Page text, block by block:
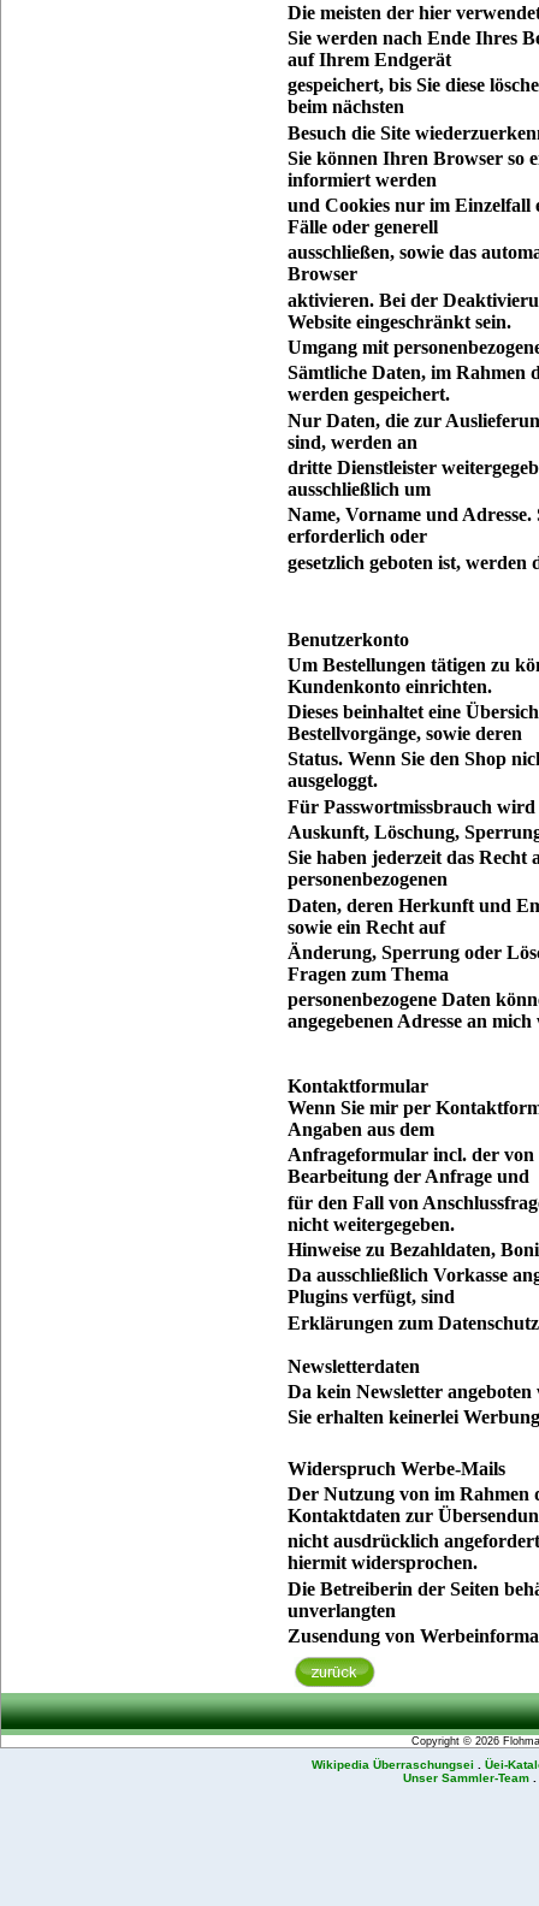
Die meisten der hier
Sie werden nach Ende Ihres
auf Ihrem Endgerät
gespeichert, bis Sie diese
beim nächsten
Besuch die Site
Sie können Ihren Browser so
informiert werden
und Cookies nur im Einzelfall
Fälle oder generell
ausschließen, sowie das
Browser
aktivieren. Bei der
Website eingeschränkt sein.
Umgang mit
Sämtliche Daten, im Rahmen
werden gespeichert.
Nur Daten, die zur
sind, werden an
dritte Dienstleister
ausschließlich um
Name, Vorname und
erforderlich oder
gesetzlich geboten ist, werden
Benutzerkonto
Um Bestellungen tätigen zu
Kundenkonto einrichten.
Dieses beinhaltet eine
Bestellvorgänge, sowie deren
Status. Wenn Sie den Shop
ausgeloggt.
Für Passwortmissbrauch
Auskunft, Löschung,
Sie haben jederzeit das
personenbezogenen
Daten, deren Herkunft und
sowie ein Recht auf
Änderung, Sperrung oder
Fragen zum Thema
personenbezogene Daten
angegebenen Adresse an mich
Kontaktformular
Wenn Sie mir per
Angaben aus dem
Anfrageformular incl. der von
Bearbeitung der Anfrage und
für den Fall von
nicht weitergegeben.
Hinweise zu Bezahldaten,
Da ausschließlich Vorkasse
Plugins verfügt, sind
Erklärungen zum
Newsletterdaten
Da kein Newsletter
Sie erhalten keinerlei
Widerspruch Werbe-Mails
Der Nutzung von im Rahmen
Kontaktdaten zur
nicht ausdrücklich
hiermit widersprochen.
Die Betreiberin der Seiten
unverlangten
Zusendung von
Copyright © 2026
Wikipedia Überraschungsei
Üei-
Unser Sammler-Team